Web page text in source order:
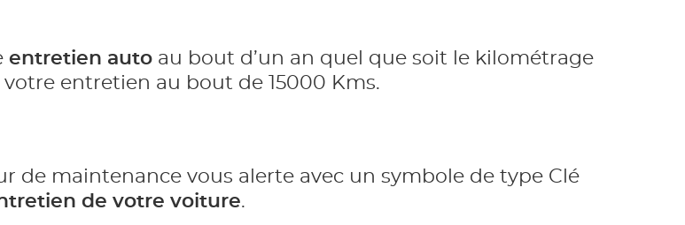
entretien auto au bout d’un an quel que soit le kilométrage
votre entretien au bout de 15000 Kms.
de maintenance vous alerte avec un symbole de type Clé
de votre voiture.